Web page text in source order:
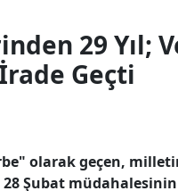
29 Yıl;
Geçti
olarak geçen,
Şubat